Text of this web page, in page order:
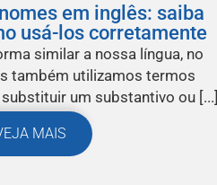
em inglês: saiba
usá-los corretamente
similar a nossa língua, no
também utilizamos termos
um substantivo ou [...]
MAIS